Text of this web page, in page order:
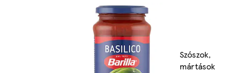
Szószok,
mártások